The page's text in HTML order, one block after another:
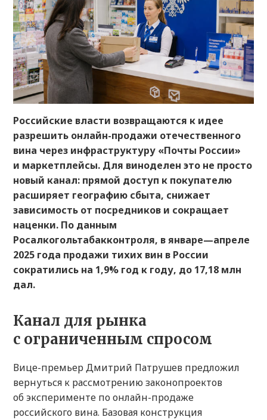
Российские власти возвращаются к идее
разрешить онлайн-продажи отечественного
вина через инфраструктуру «Почты России»
и маркетплейсы. Для виноделен это не просто
новый канал: прямой доступ к покупателю
расширяет географию сбыта, снижает
зависимость от посредников и сокращает
наценки. По данным
Росалкогольтабакконтроля, в январе—апреле
2025 года продажи тихих вин в России
сократились на 1,9% год к году, до 17,18 млн
дал.
Канал для рынка
с ограниченным спросом
Вице-премьер Дмитрий Патрушев предложил
вернуться к рассмотрению законопроектов
об эксперименте по онлайн-продаже
российского вина. Базовая конструкция